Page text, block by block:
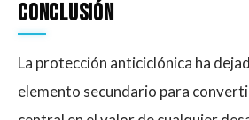
Conclusión
La protección anticiclónica ha
elemento secundario para